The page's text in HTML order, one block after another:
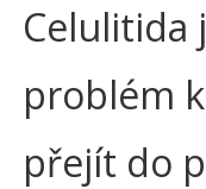
Celulitida
problém
přejít do